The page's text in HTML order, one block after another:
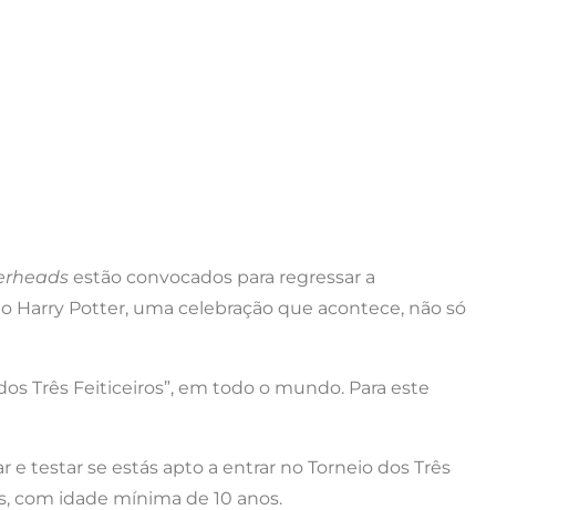
estão convocados para regressar a
Harry Potter, uma celebração que acontece, não só
Três Feiticeiros”, em todo o mundo. Para este
e testar se estás apto a entrar no Torneio dos Três
com idade mínima de 10 anos.